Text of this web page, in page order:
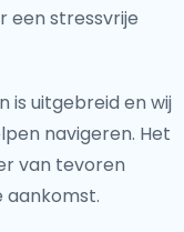
van
beroemde
een
een stressvrije
is uitgebreid en wij
navigeren. Het
van tevoren
aankomst.